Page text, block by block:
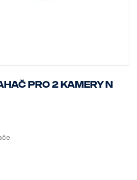
pro 2 kamery N